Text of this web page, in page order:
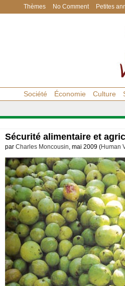
Thèmes No Comment Petites
Société Économie Culture
Sécurité alimentaire et
par Charles Moncousin, mai 2009 (Human